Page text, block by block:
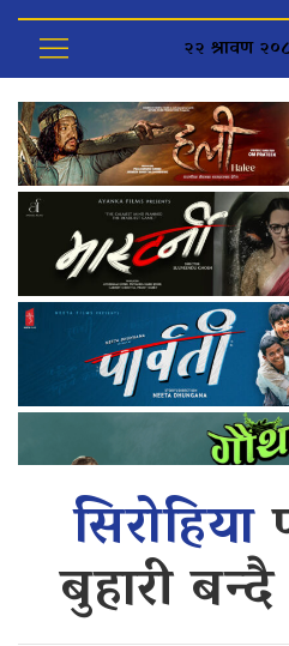
२२ श्रावण
सिरोहिया
बुहारी